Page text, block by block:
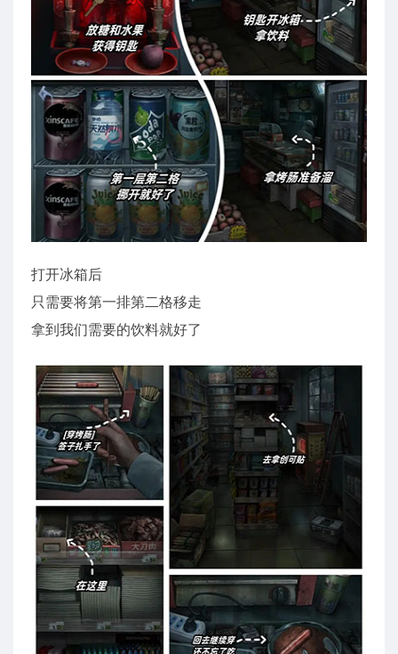
打开冰箱后
只需要将第一排第二格移走
拿到我们需要的饮料就好了